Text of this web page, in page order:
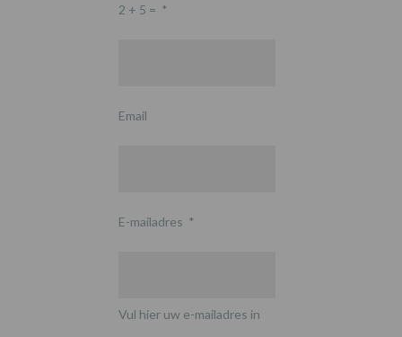
2 + 5 = *
Email
E-mailadres *
Vul hier uw e-mailadres in